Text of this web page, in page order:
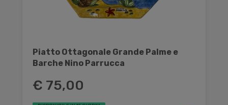
Piatto Ottagonale Grande Palme e
Barche Nino Parrucca
€ 75,00